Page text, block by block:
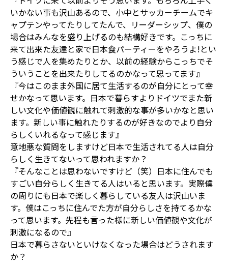
いかない事も沢山あるので、小中とサッカーチームでキ
ャプテンやってたりしてたんで、リーダーシップ、僕の
場合はみんなを盛り上げるのも結構好きです。こっちに
来て出来た友達と家で日本食パーティーをやろうよ!とい
う感じで人を集めたりとか、以前の経験からこっちでそ
ういうことを出来たりしてるのかなって思ってます』
『今はこのまま外国に居て生活するのが自分にとって幸
せかなって思います。日本で暮らすよりドイツでまた新
しい文化や価値観に触れて刺激的な事が多いかなと思い
ます。新しい事に触れたりするのが好きなのでより自分
らしくいれるなって感じます』
意地悪な質問をしますけど日本で生活されてる人は自分
らしく生きてないって思われますか？
『そんなことは思わないですけど（笑）日本に住んでも
すごい自分らしく生きてる人はいると思います。実際僕
の周りにも日本で楽しく暮らしている友人は沢山いま
す。僕はこっちに住んでた方が自分らしさを持てるかな
って思います。先程も言った様に新しい価値観や文化が
刺激になるので』
日本で暮らさないといけなくなった場合はどうされます
か？